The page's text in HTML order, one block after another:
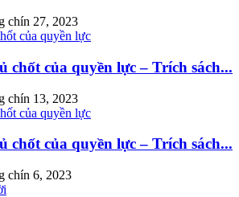
chín 27, 2023
chốt của quyền lực – Trích sách...
chín 13, 2023
chốt của quyền lực – Trích sách...
chín 6, 2023